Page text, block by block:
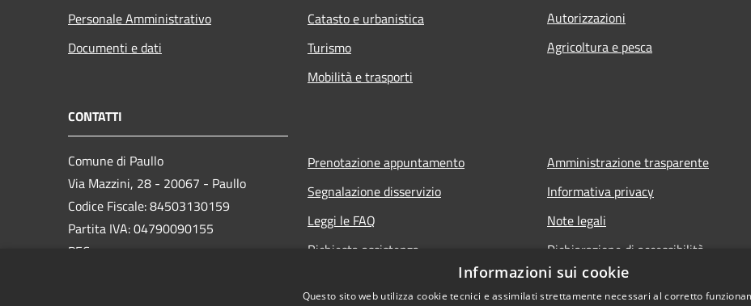
Personale Amministrativo
Documenti e dati
Catasto e urbanistica
Turismo
Mobilità e trasporti
Autorizzazioni
Agricoltura e pesca
CONTATTI
Comune di Paullo
Via Mazzini, 28 - 20067 - Paullo
Codice Fiscale: 84503130159
Partita IVA: 04790090155
PEC:
Prenotazione appuntamento
Segnalazione disservizio
Leggi le FAQ
Richiesta assistenza
Amministrazione trasparente
Informativa privacy
Note legali
Dichiarazione di accessibilità
Elenco link utili
Informazioni sui cookie
Questo sito web utilizza cookie tecnici e assimilati strettamente necessari al corretto